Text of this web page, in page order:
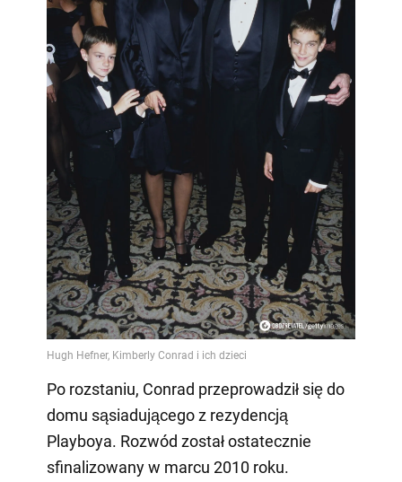
Po rozstaniu, Conrad przeprowadził się do
domu sąsiadującego z rezydencją
Playboya. Rozwód został ostatecznie
sfinalizowany w marcu 2010 roku.